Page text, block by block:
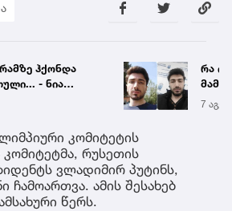
ჰქონდა
- ნია
რომელ ფოტოზე
დედა
რა
7 აგვ
კომიტეტის
რუსეთის
ვლადიმირ პუტინს,
ამის შესახებ
წერს.